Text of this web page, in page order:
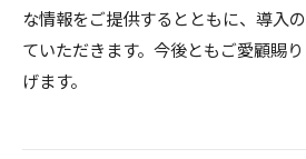
な情報をご提供するとともに、導入
ていただきます。今後ともご愛顧賜
げます。